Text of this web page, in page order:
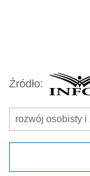
Źródło:
rozwój osobisty